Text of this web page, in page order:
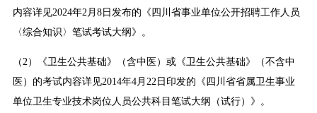
内容详见2024年2月8日发布的《四川省事业单位公开招聘工作人员
〈综合知识〉笔试考试大纲》。
（2）《卫生公共基础》（含中医）或《卫生公共基础》（不含中
医）的考试内容详见2014年4月22日印发的《四川省省属卫生事业
单位卫生专业技术岗位人员公共科目笔试大纲（试行）》。